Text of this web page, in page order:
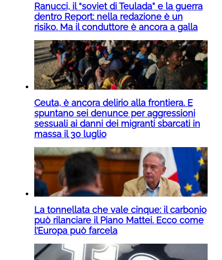
Ranucci, il “soviet di Teulada” e la guerra
dentro Report: nella redazione è un
risiko. Ma il conduttore è ancora a galla
Ceuta, è ancora delirio alla frontiera. E
spuntano sei denunce per aggressioni
sessuali ai danni dei migranti sbarcati in
massa il 30 luglio
La tonnellata che vale cinque: il carbonio
può rilanciare il Piano Mattei. Ecco come
l’Europa può farcela